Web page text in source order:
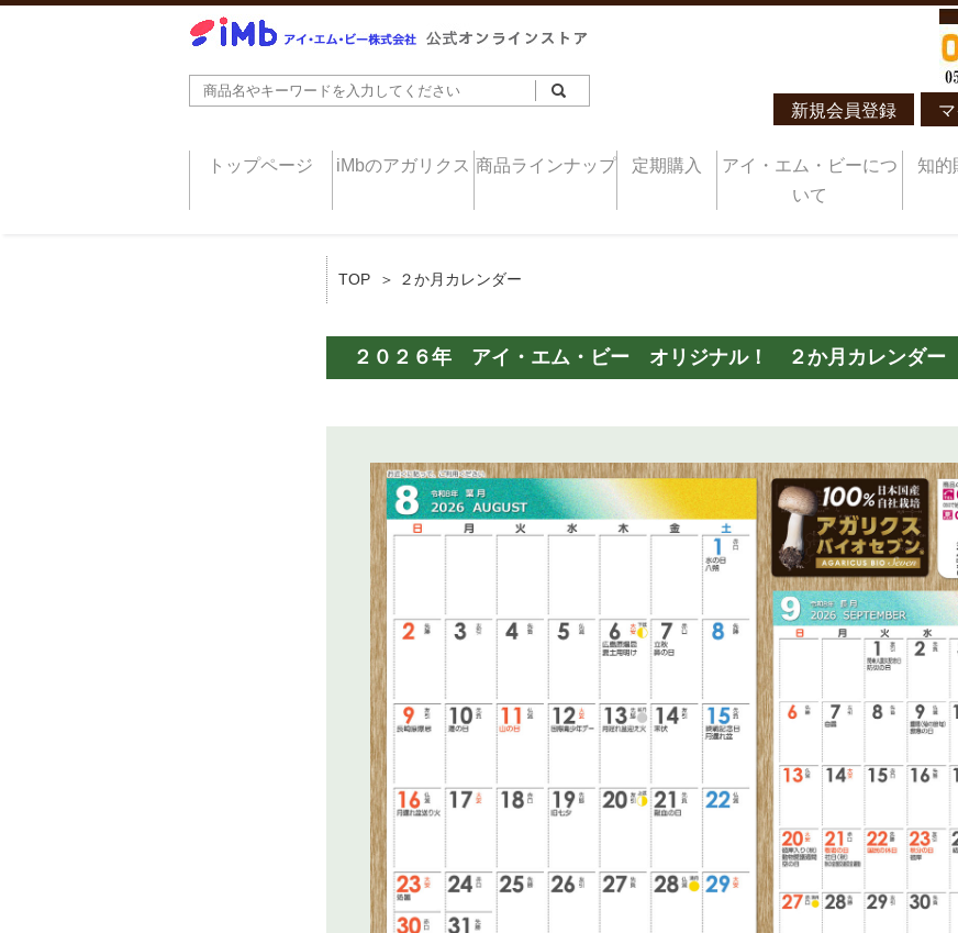
新規会員登録
トップページ iMbのアガリクス 商品ラインナップ 定期購入
アイ・エム・ビーにつ
いて
知的
TOP ＞ ２か月カレンダー
２０２６年 アイ・エム・ビー オリジナル！ ２か月カレンダー